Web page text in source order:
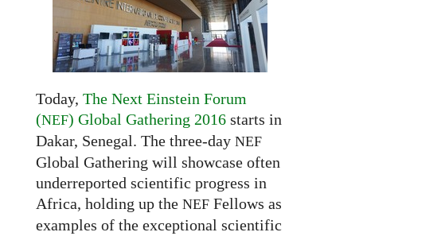
Today, The Next Einstein Forum
(NEF) Global Gathering 2016starts in
Dakar, Senegal. The three-day NEF
Global Gathering will showcase often
underreported scientific progress in
Africa, holding up the NEFFellows as
examples of the exceptional scientific